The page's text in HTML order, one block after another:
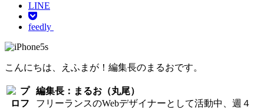
LINE
feedly
こんにちは、えふまが！編集長のまるおです。
編集長：まるお（丸尾）
フリーランスのWebデザイナーとして活動中、週４